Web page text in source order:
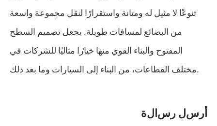
تنوعًا لا مثيل له ومتانة واستقرارًا لنقل مجموعة واسعة
من البضائع لمسافات طويلة. يجعل تصميم السطح
المفتوح والبناء القوي منها خيارًا مثاليًا للشركات في
مختلف القطاعات، من البناء إلى السيارات وما بعد ذلك.
أر سل ر سالة